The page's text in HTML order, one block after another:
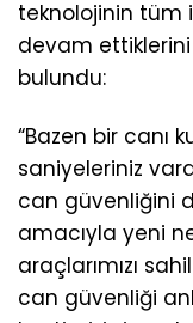
teknolojinin tüm
devam
bulundu:
“Bazen bir canı
saniyeleriniz
can güvenliğini
amacıyla yeni
araçlarımızı
can güvenliği